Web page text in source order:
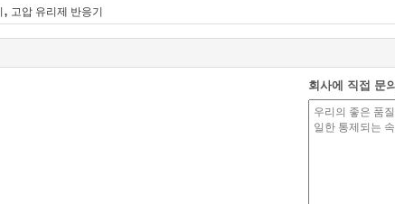
, 고압 유리제 반응기
회사에 직접 문